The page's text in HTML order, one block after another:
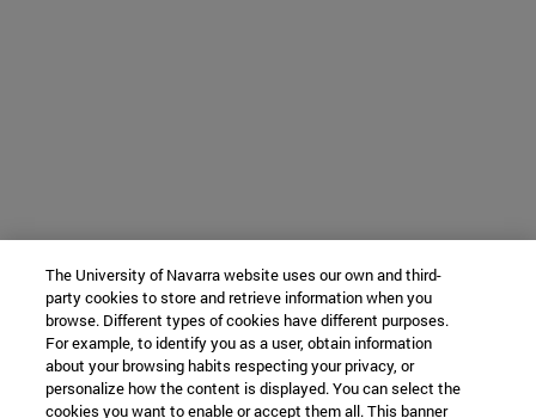
The University of Navarra website uses our own and third-
party cookies to store and retrieve information when you
browse. Different types of cookies have different purposes.
For example, to identify you as a user, obtain information
about your browsing habits respecting your privacy, or
personalize how the content is displayed. You can select the
cookies you want to enable or accept them all. This banner